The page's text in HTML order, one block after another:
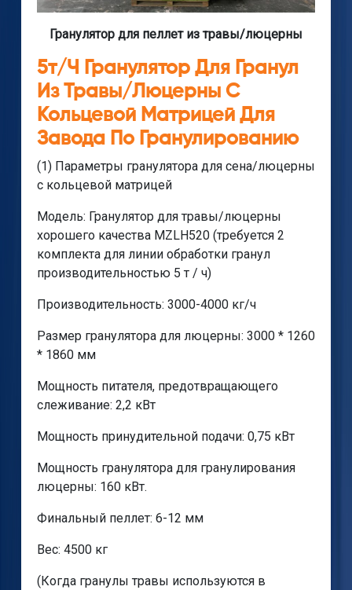
Гранулятор для пеллет из травы/люцерны
5т/ч Гранулятор Для Гранул
Из Травы/люцерны С
Кольцевой Матрицей Для
Завода По Гранулированию
(1) Параметры гранулятора для сена/люцерны
с кольцевой матрицей
Модель: Гранулятор для травы/люцерны
хорошего качества MZLH520 (требуется 2
комплекта для линии обработки гранул
производительностью 5 т / ч)
Производительность: 3000-4000 кг/ч
Размер гранулятора для люцерны: 3000 * 1260
* 1860 мм
Мощность питателя, предотвращающего
слеживание: 2,2 кВт
Мощность принудительной подачи: 0,75 кВт
Мощность гранулятора для гранулирования
люцерны: 160 кВт.
Финальный пеллет: 6-12 мм
Вес: 4500 кг
(Когда гранулы травы используются в